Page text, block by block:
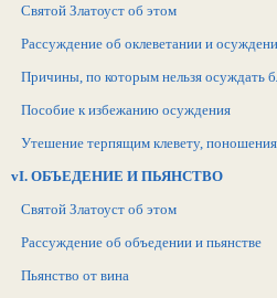
Святой Златоуст об этом
Рассуждение об оклеветании и
Причины, по которым нельзя осуждать
Пособие к избежанию осуждения
Утешение терпящим клевету, поношения
vI. ОБЪЕДЕНИЕ И ПЬЯНСТВО
Святой Златоуст об этом
Рассуждение об объедении и пьянстве
Пьянство от вина